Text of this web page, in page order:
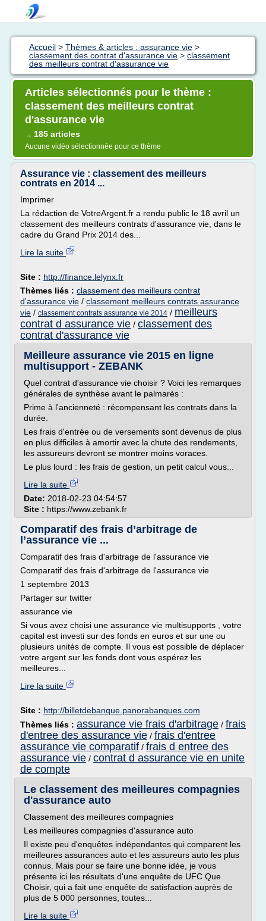
Accueil > Thèmes & articles : assurance vie >
classement des contrat d'assurance vie > classement
des meilleurs contrat d'assurance vie
Articles sélectionnés pour le thème :
classement des meilleurs contrat
d'assurance vie
→ 185 articles
Aucune vidéo sélectionnée pour ce thème
Assurance vie : classement des meilleurs
contrats en 2014 ...
Imprimer
La rédaction de VotreArgent.fr a rendu public le 18 avril un
classement des meilleurs contrats d'assurance vie, dans le
cadre du Grand Prix 2014 des...
Lire la suite
Site : http://finance.lelynx.fr
Thèmes liés : classement des meilleurs contrat
d'assurance vie / classement meilleurs contrats assurance
vie / classement contrats assurance vie 2014 / meilleurs
contrat d assurance vie / classement des
contrat d'assurance vie
Meilleure assurance vie 2015 en ligne
multisupport - ZEBANK
Quel contrat d'assurance vie choisir ? Voici les remarques
générales de synthèse avant le palmarès :
Prime à l'ancienneté : récompensant les contrats dans la
durée.
Les frais d'entrée ou de versements sont devenus de plus
en plus difficiles à amortir avec la chute des rendements,
les assureurs devront se montrer moins voraces.
Le plus lourd : les frais de gestion, un petit calcul vous...
Lire la suite
Date: 2018-02-23 04:54:57
Site : https://www.zebank.fr
Comparatif des frais d’arbitrage de
l’assurance vie ...
Comparatif des frais d'arbitrage de l'assurance vie
Comparatif des frais d'arbitrage de l'assurance vie
1 septembre 2013
Partager sur twitter
assurance vie
Si vous avez choisi une assurance vie multisupports , votre
capital est investi sur des fonds en euros et sur une ou
plusieurs unités de compte. Il vous est possible de déplacer
votre argent sur les fonds dont vous espérez les
meilleures...
Lire la suite
Site : http://billetdebanque.panorabanques.com
Thèmes liés : assurance vie frais d'arbitrage / frais
d'entree des assurance vie / frais d'entree
assurance vie comparatif / frais d entree des
assurance vie / contrat d assurance vie en unite
de compte
Le classement des meilleures compagnies
d'assurance auto
Classement des meilleures compagnies
Les meilleures compagnies d'assurance auto
Il existe peu d'enquêtes indépendantes qui comparent les
meilleures assurances auto et les assureurs auto les plus
connus. Mais pour se faire une bonne idée, je vous
présente ici les résultats d'une enquête de UFC Que
Choisir, qui a fait une enquête de satisfaction auprès de
plus de 5 000 personnes, toutes...
Lire la suite